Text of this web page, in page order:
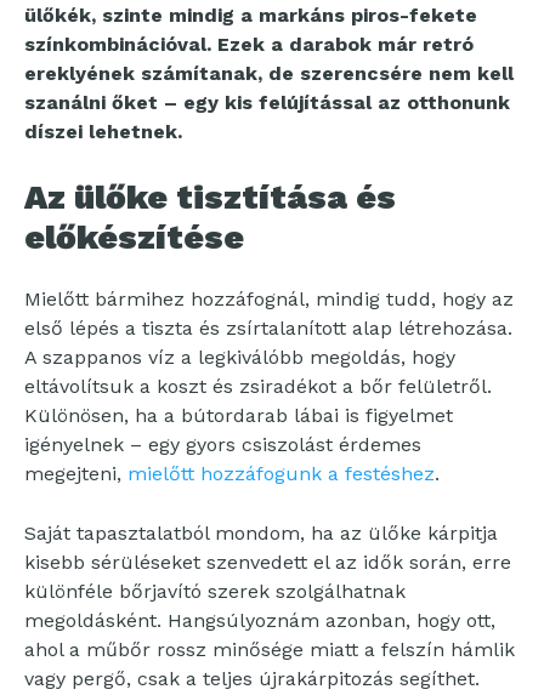
ülőkék, szinte mindig a markáns piros-fekete
színkombinációval. Ezek a darabok már retró
ereklyének számítanak, de szerencsére nem kell
szanálni őket – egy kis felújítással az otthonunk
díszei lehetnek.
Az ülőke tisztítása és
előkészítése
Mielőtt bármihez hozzáfognál, mindig tudd, hogy az
első lépés a tiszta és zsírtalanított alap létrehozása.
A szappanos víz a legkiválóbb megoldás, hogy
eltávolítsuk a koszt és zsiradékot a bőr felületről.
Különösen, ha a bútordarab lábai is figyelmet
igényelnek – egy gyors csiszolást érdemes
megejteni, mielőtt hozzáfogunk a festéshez.
Saját tapasztalatból mondom, ha az ülőke kárpitja
kisebb sérüléseket szenvedett el az idők során, erre
különféle bőrjavító szerek szolgálhatnak
megoldásként. Hangsúlyoznám azonban, hogy ott,
ahol a műbőr rossz minősége miatt a felszín hámlik
vagy pergő, csak a teljes újrakárpitozás segíthet.